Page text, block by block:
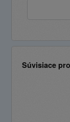
Súvisiace